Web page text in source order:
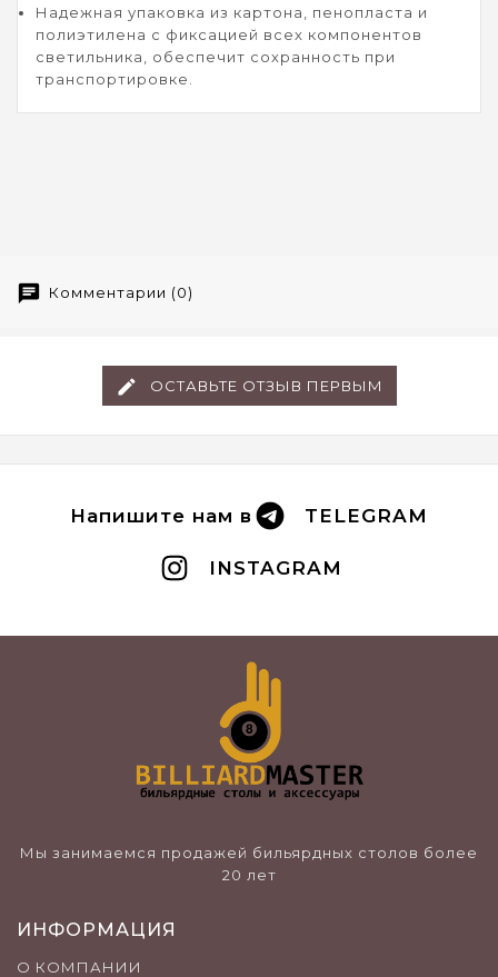
Надежная упаковка из картона, пенопласта и
полиэтилена с фиксацией всех компонентов
светильника, обеспечит сохранность при
транспортировке.
Комментарии (0)
ОСТАВЬТЕ ОТЗЫВ ПЕРВЫМ
Напишите нам в TELEGRAM
INSTAGRAM
Мы занимаемся продажей бильярдных столов более
20 лет
ИНФОРМАЦИЯ
О КОМПАНИИ